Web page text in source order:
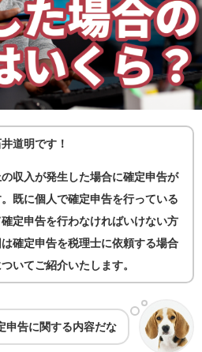
道明です！
収入が発生した場合に確定申告が
既に個人で確定申告を行っている
定申告を行わなければいけない方
確定申告を税理士に依頼する場合
いてご紹介いたします。
申告に関する内容だな